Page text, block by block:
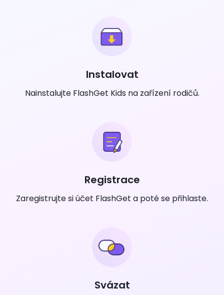
Instalovat
Nainstalujte FlashGet Kids na zařízení rodičů.
Registrace
Zaregistrujte si účet FlashGet a poté se přihlaste.
Svázat